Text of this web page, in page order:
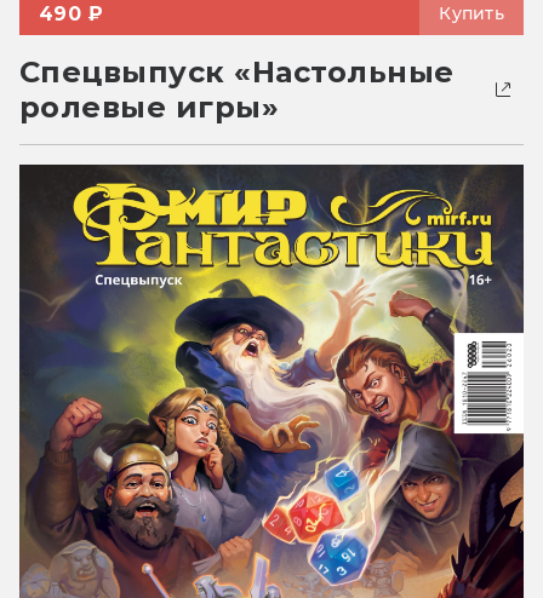
490 ₽ Купить
Спецвыпуск «Настольные
ролевые игры»